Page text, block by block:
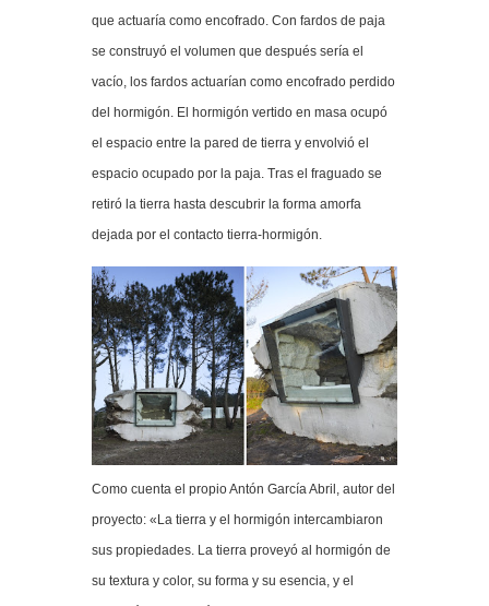
que actuaría como encofrado. Con fardos de paja
se construyó el volumen que después sería el
vacío, los fardos actuarían como encofrado perdido
del hormigón. El hormigón vertido en masa ocupó
el espacio entre la pared de tierra y envolvió el
espacio ocupado por la paja. Tras el fraguado se
retiró la tierra hasta descubrir la forma amorfa
dejada por el contacto tierra-hormigón.
Como cuenta el propio Antón García Abril, autor del
proyecto: «La tierra y el hormigón intercambiaron
sus propiedades. La tierra proveyó al hormigón de
su textura y color, su forma y su esencia, y el